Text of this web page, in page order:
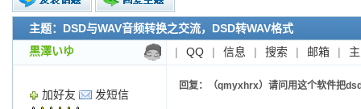
新的主题
投票帖
交易帖
主题：DSD与WAV音频转换之交流，DSD转WAV格式
黒澤いゆ | QQ | 信息 | 搜索 | 邮箱 |
加好友 发短信
回复：（qmyxhrx）请问用这个软件把